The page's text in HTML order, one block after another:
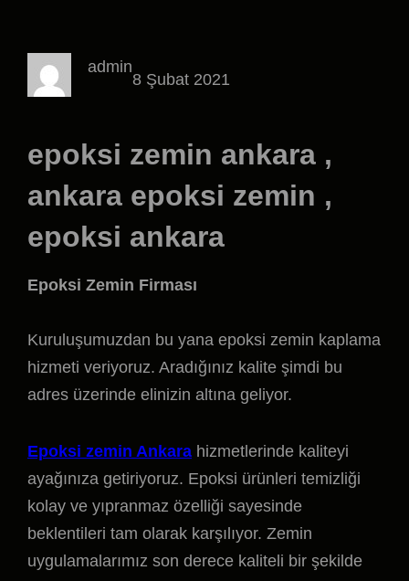
admin
8 Şubat 2021
epoksi zemin ankara ,
ankara epoksi zemin ,
epoksi ankara
Epoksi Zemin Firması
Kuruluşumuzdan bu yana epoksi zemin kaplama
hizmeti veriyoruz. Aradığınız kalite şimdi bu
adres üzerinde elinizin altına geliyor.
Epoksi zemin Ankara hizmetlerinde kaliteyi
ayağınıza getiriyoruz. Epoksi ürünleri temizliği
kolay ve yıpranmaz özelliği sayesinde
beklentileri tam olarak karşılıyor. Zemin
uygulamalarımız son derece kaliteli bir şekilde